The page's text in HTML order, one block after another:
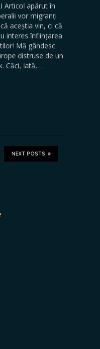
Articol apărut în
vor migranți
aceștia vin, ci că
interes înființarea
Mă gândesc
distruse de un
Căci, iată,…
NEXT POSTS